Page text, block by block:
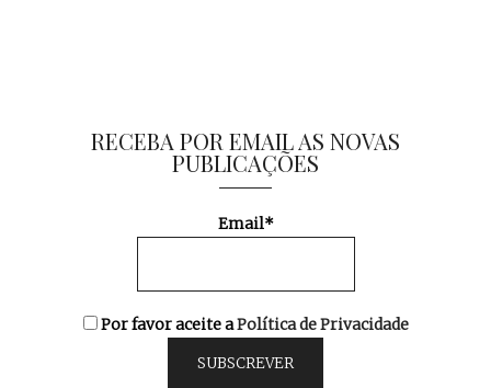
RECEBA POR EMAIL AS NOVAS
PUBLICAÇÕES
Email*
Por favor aceite aPolítica de Privacidade